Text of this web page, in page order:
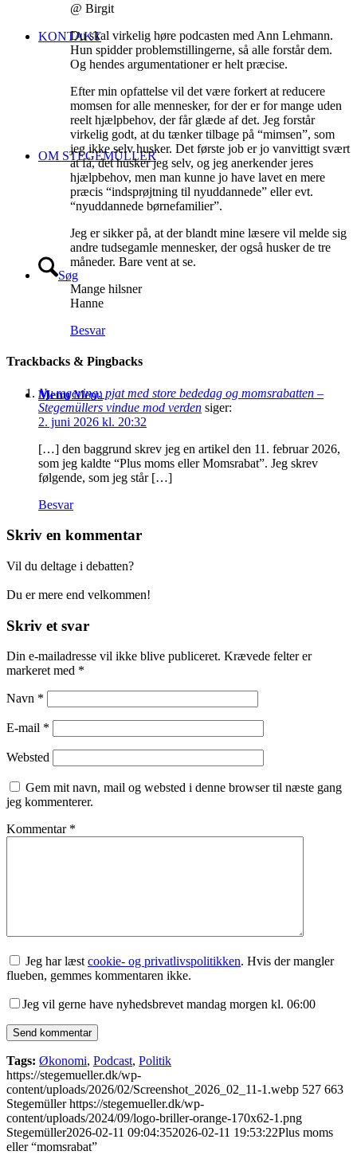
KONTAKT
OM STEGEMÜLLER
Søg
Menu Menu
@ Birgit
Du skal virkelig høre podcasten med Ann Lehmann.
Hun spidder problemstillingerne, så alle forstår dem.
Og hendes argumentationer er helt præcise.
Efter min opfattelse vil det være forkert at reducere
momsen for alle mennesker, for der er for mange uden
reelt hjælpbehov, der får glæde af det. Jeg forstår
virkelig godt, at du tænker tilbage på “mimsen”, som
jeg ikke selv husker. Det første job er jo vanvittigt svært
at få, det husker jeg selv, og jeg anerkender jeres
hjælpbehov, men man kunne jo have lavet en mere
præcis “indsprøjtning til nyuddannede” eller evt.
“nyuddannede børnefamilier”.
Jeg er sikker på, at der blandt mine læsere vil melde sig
andre tudsegamle mennesker, der også husker de tre
måneder. Bare vent at se.
Mange hilsner
Hanne
Besvar
Trackbacks & Pingbacks
Ny regering: pjat med store bededag og momsrabatten –
Stegemüllers vindue mod verden siger:
2. juni 2026 kl. 20:32
[…] den baggrund skrev jeg en artikel den 11. februar 2026,
som jeg kaldte “Plus moms eller Momsrabat”. Jeg skrev
følgende, som jeg står […]
Besvar
Skriv en kommentar
Vil du deltage i debatten?
Du er mere end velkommen!
Skriv et svar
Din e-mailadresse vil ikke blive publiceret. Krævede felter er
markeret med *
Navn *
E-mail *
Websted
Gem mit navn, mail og websted i denne browser til næste gang
jeg kommenterer.
Kommentar *
Jeg har læst cookie- og privatlivspolitikken. Hvis der mangler
flueben, gemmes kommentaren ikke.
Jeg vil gerne have nyhedsbrevet mandag morgen kl. 06:00
Tags: Økonomi, Podcast, Politik
https://stegemueller.dk/wp-
content/uploads/2026/02/Screenshot_2026_02_11-1.webp 527 663
Stegemüller https://stegemueller.dk/wp-
content/uploads/2024/09/logo-briller-orange-170x62-1.png
Stegemüller2026-02-11 09:04:352026-02-11 19:53:22Plus moms
eller “momsrabat”